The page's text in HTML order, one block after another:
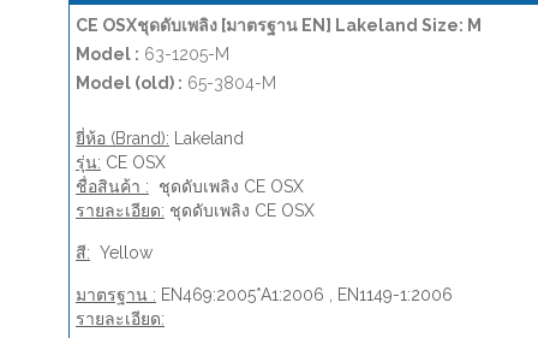
CE OSXชุดดับเพลิง [มาตรฐาน EN] Lakeland Size: M
Model : 63-1205-M
Model (old) : 65-3804-M
ยี่ห้อ (Brand): Lakeland
รุ่น: CE OSX
ชื่อสินค้า : ชุดดับเพลิง CE OSX
รายละเอียด: ชุดดับเพลิง CE OSX
สี: Yellow
มาตรฐาน : EN469:2005*A1:2006 , EN1149-1:2006
รายละเอียด: